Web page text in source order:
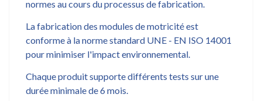
normes au cours du processus de fabrication.
La fabrication des modules de motricité est
conforme à la norme standard UNE - EN ISO 14001
pour minimiser l'impact environnemental.
Chaque produit supporte différents tests sur une
durée minimale de 6 mois.